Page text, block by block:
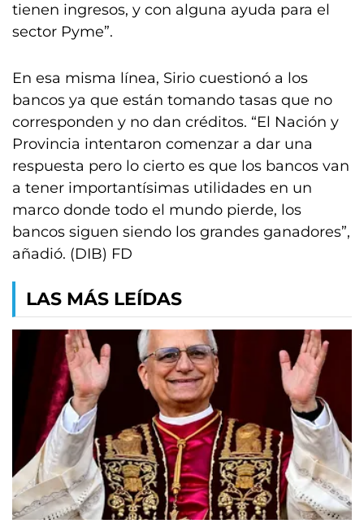
tienen ingresos, y con alguna ayuda para el
sector Pyme”.
En esa misma línea, Sirio cuestionó a los
bancos ya que están tomando tasas que no
corresponden y no dan créditos. “El Nación y
Provincia intentaron comenzar a dar una
respuesta pero lo cierto es que los bancos van
a tener importantísimas utilidades en un
marco donde todo el mundo pierde, los
bancos siguen siendo los grandes ganadores”,
añadió. (DIB) FD
LAS MÁS LEÍDAS